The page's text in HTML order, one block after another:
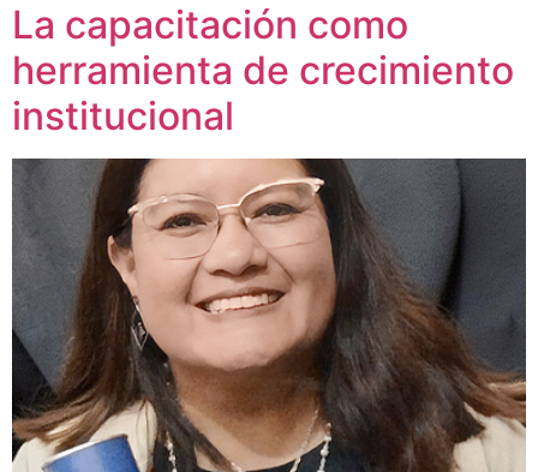
La capacitación como
herramienta de crecimiento
institucional